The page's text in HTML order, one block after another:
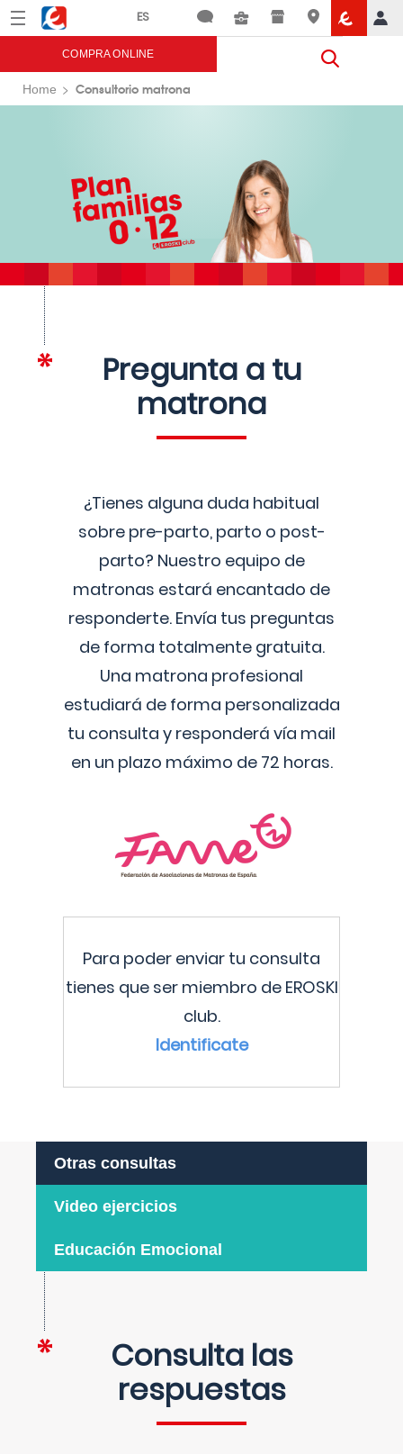
Menú Eroski
COMPRA ONLINE
Home Consultorio matrona
Pregunta a tu
matrona
¿Tienes alguna duda habitual
sobre pre-parto, parto o post-
parto? Nuestro equipo de
matronas estará encantado de
responderte. Envía tus preguntas
de forma totalmente gratuita.
Una matrona profesional
estudiará de forma personalizada
tu consulta y responderá vía mail
en un plazo máximo de 72 horas.
Para poder enviar tu consulta
tienes que ser miembro de EROSKI
club.
Identificate
Otras consultas
Video ejercicios
Educación Emocional
Consulta las
respuestas